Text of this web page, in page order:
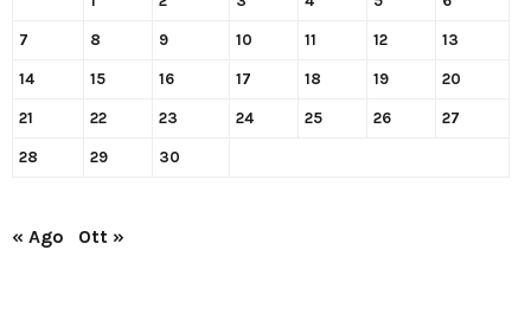
7 8 9 10 11 12 13
14 15 16 17 18 19 20
21 22 23 24 25 26 27
28 29 30
« Ago Ott »